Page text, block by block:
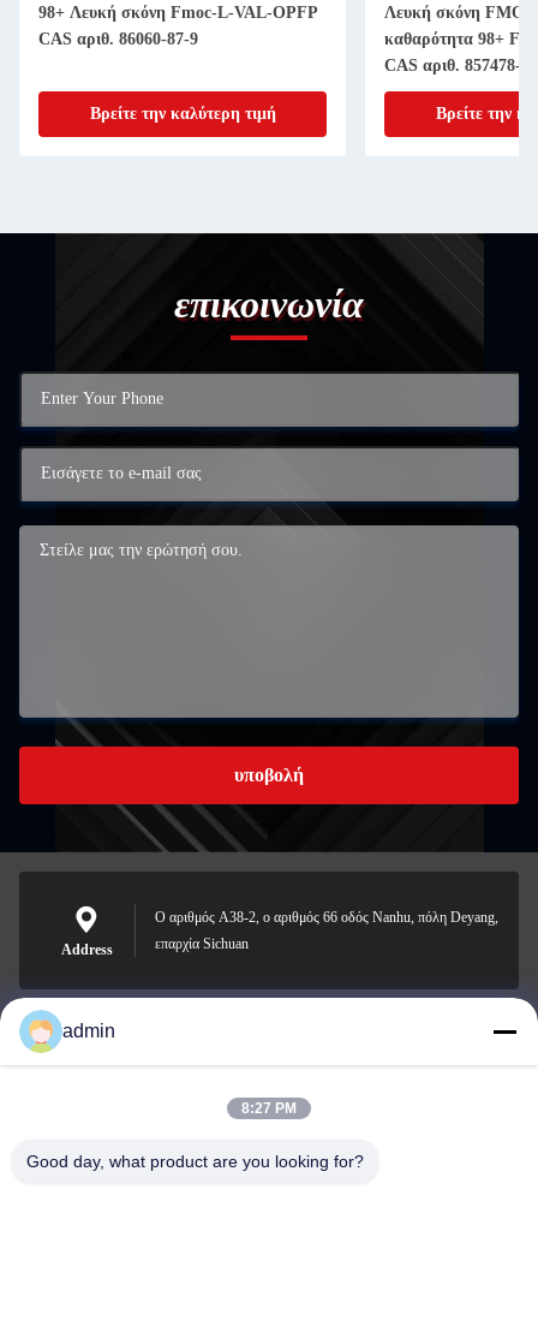
98+ Λευκή σκόνη Fmoc-L-VAL-OPFP
CAS αριθ. 86060-87-9
Βρείτε την καλύτερη τιμή
Λευκή σκόνη
καθαρότητα 98+
CAS αριθ. 857478-
Βρείτε την
επικοινωνία
υποβολή
Address
Ο αριθμός A38-2, ο αριθμός 66 οδός Nanhu, πόλη Deyang,
επαρχία Sichuan
Nero@enlaibio.com
admin
8:27 PM
Good day, what product are you looking for?